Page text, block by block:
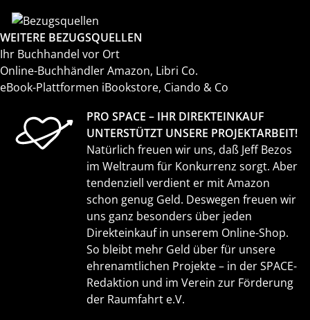
WEITERE BEZUGSQUELLEN
Ihr Buchhandel vor Ort
Online-Buchhändler Amazon, Libri Co.
eBook-Plattformen iBookstore, Ciando & Co
PRO SPACE – IHR DIREKTEINKAUF
UNTERSTÜTZT UNSERE PROJEKTARBEIT!
Natürlich freuen wir uns, daß Jeff Bezos
im Weltraum für Konkurrenz sorgt. Aber
tendenziell verdient er mit Amazon
schon genug Geld. Deswegen freuen wir
uns ganz besonders über jeden
Direkteinkauf in unserem Online-Shop.
So bleibt mehr Geld über für unsere
ehrenamtlichen Projekte – in der SPACE-
Redaktion und im Verein zur Förderung
der Raumfahrt e.V.